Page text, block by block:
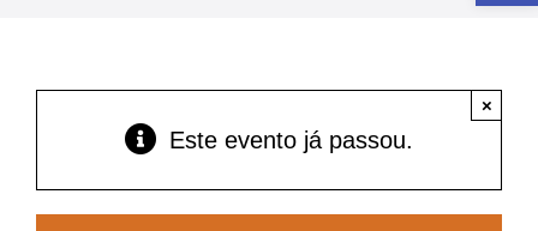
Acesso à Informação
Este evento já passou.
×